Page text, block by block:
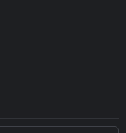
Key)?
(CD Key)?